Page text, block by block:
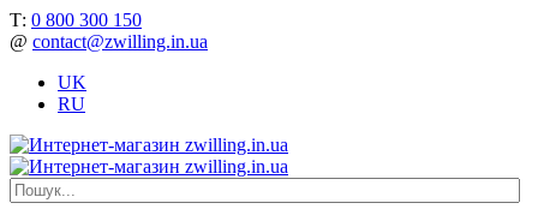
Т: 0 800 300 150
@ contact@zwilling.in.ua
UK
RU